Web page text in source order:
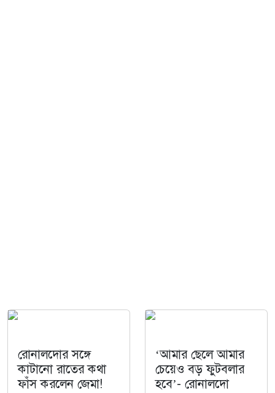
রোনালদোর সঙ্গে
কাটানো রাতের কথা
ফাঁস করলেন জেমা!
‘আমার ছেলে আমার
চেয়েও বড় ফুটবলার
হবে’- রোনালদো